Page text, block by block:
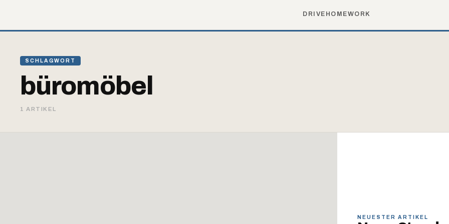
DRIVE HOMEWORK
SCHLAGWORT
büromöbel
1 ARTIKEL
NEUESTER ARTIKEL